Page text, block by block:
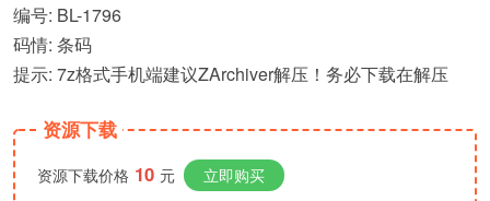
编号: BL-1796
码情: 条码
提示: 7z格式手机端建议ZArchiver解压！务必下载在解压
资源下载
资源下载价格 10 元 立即购买